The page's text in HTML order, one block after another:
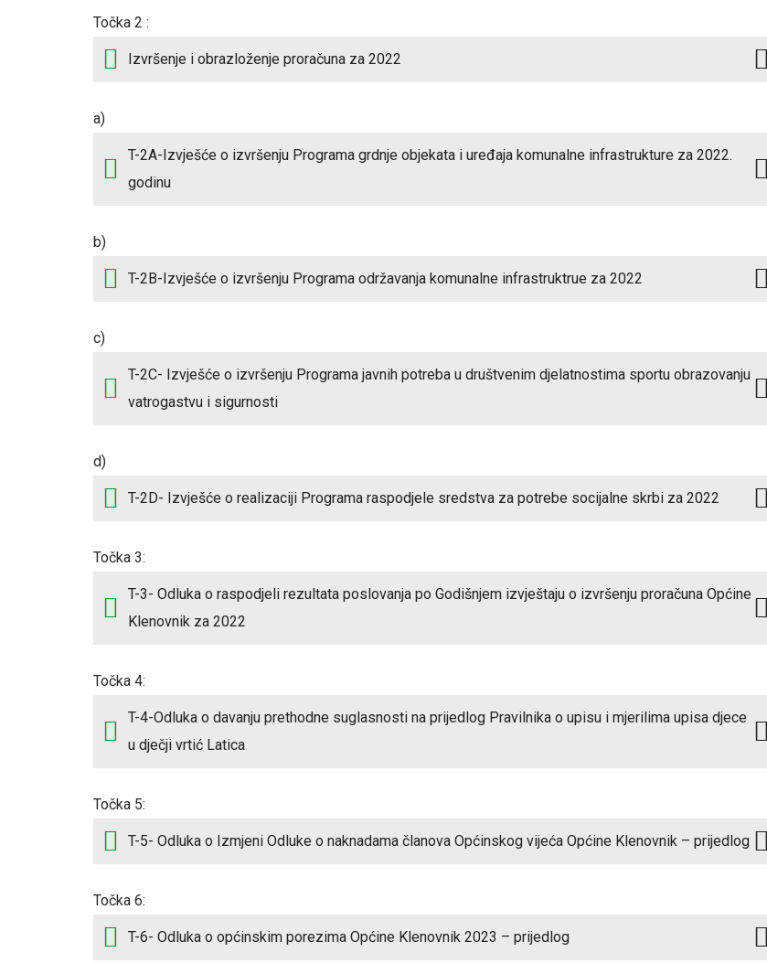
Točka 2 :
Izvršenje i obrazloženje proračuna za 2022
a)
T-2A-Izvješće o izvršenju Programa grdnje objekata i uređaja komunalne infrastrukture za 2022.
godinu
b)
T-2B-Izvješće o izvršenju Programa održavanja komunalne infrastruktrue za 2022
c)
T-2C- Izvješće o izvršenju Programa javnih potreba u društvenim djelatnostima sportu obrazovanju
vatrogastvu i sigurnosti
d)
T-2D- Izvješće o realizaciji Programa raspodjele sredstva za potrebe socijalne skrbi za 2022
Točka 3:
T-3- Odluka o raspodjeli rezultata poslovanja po Godišnjem izvještaju o izvršenju proračuna Općine
Klenovnik za 2022
Točka 4:
T-4-Odluka o davanju prethodne suglasnosti na prijedlog Pravilnika o upisu i mjerilima upisa djece
u dječji vrtić Latica
Točka 5:
T-5- Odluka o Izmjeni Odluke o naknadama članova Općinskog vijeća Općine Klenovnik – prijedlog
Točka 6:
T-6- Odluka o općinskim porezima Općine Klenovnik 2023 – prijedlog